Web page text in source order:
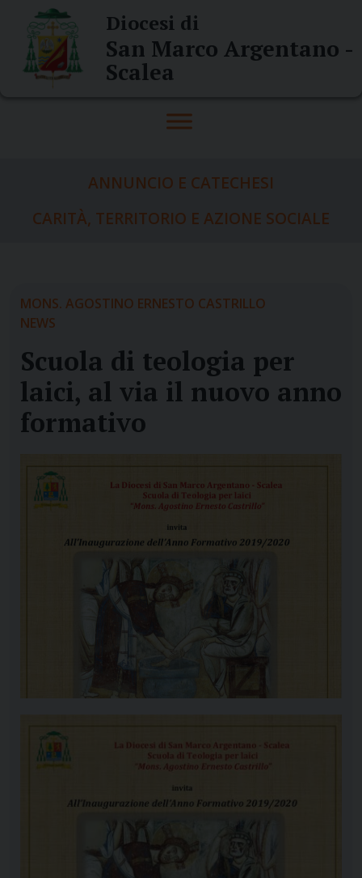
content
Diocesi di
San Marco Argentano -
Scalea
ANNUNCIO E CATECHESI
CARITÀ, TERRITORIO E AZIONE SOCIALE
MONS. AGOSTINO ERNESTO CASTRILLO
NEWS
Scuola di teologia per
laici, al via il nuovo anno
formativo